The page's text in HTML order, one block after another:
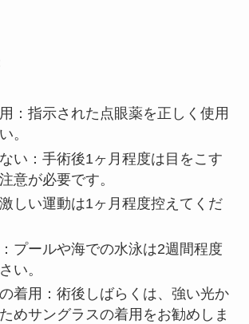
：指示された点眼薬を正しく使用
。
い：手術後1ヶ月程度は目をこす
意が必要です。
しい運動は1ヶ月程度控えてくだ
プールや海での水泳は2週間程度
い。
着用：術後しばらくは、強い光か
めサングラスの着用をお勧めしま